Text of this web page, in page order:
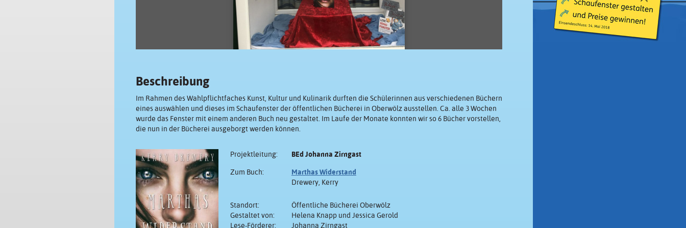
Beschreibung
Im Rahmen des Wahlpflichtfaches Kunst, Kultur und Kulinarik durften die Schülerinnen aus verschiedenen Büchern
eines auswählen und dieses im Schaufenster der öffentlichen Bücherei in Oberwölz ausstellen. Ca. alle 3 Wochen
wurde das Fenster mit einem anderen Buch neu gestaltet. Im Laufe der Monate konnten wir so 6 Bücher vorstellen,
die nun in der Bücherei ausgeborgt werden können.
Projektleitung: BEd Johanna Zirngast
Zum Buch:
Marthas Widerstand
Drewery, Kerry
Standort:
Öffentliche Bücherei Oberwölz
Gestaltet von:
Helena Knapp und Jessica Gerold
Lese-Förderer:
Johanna Zirngast